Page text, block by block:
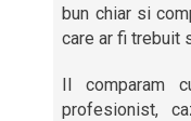
bun chiar si
care ar fi trebuit
Il comparam
profesionist,